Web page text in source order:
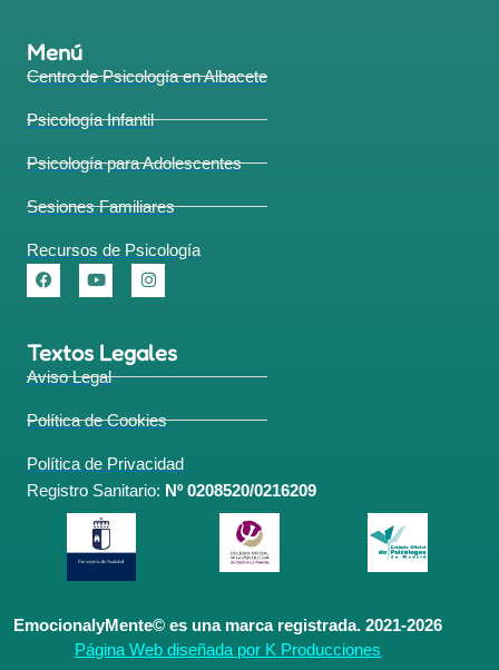
Menú
Centro de Psicología en Albacete
Psicología Infantil
Psicología para Adolescentes
Sesiones Familiares
Recursos de Psicología
Textos Legales
Aviso Legal
Política de Cookies
Política de Privacidad
Registro Sanitario: Nº 0208520/0216209
EmocionalyMente© es una marca registrada. 2021-2026
Página Web diseñada por K Producciones